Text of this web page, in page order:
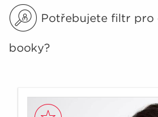
Potřebujete filtr pro
booky?